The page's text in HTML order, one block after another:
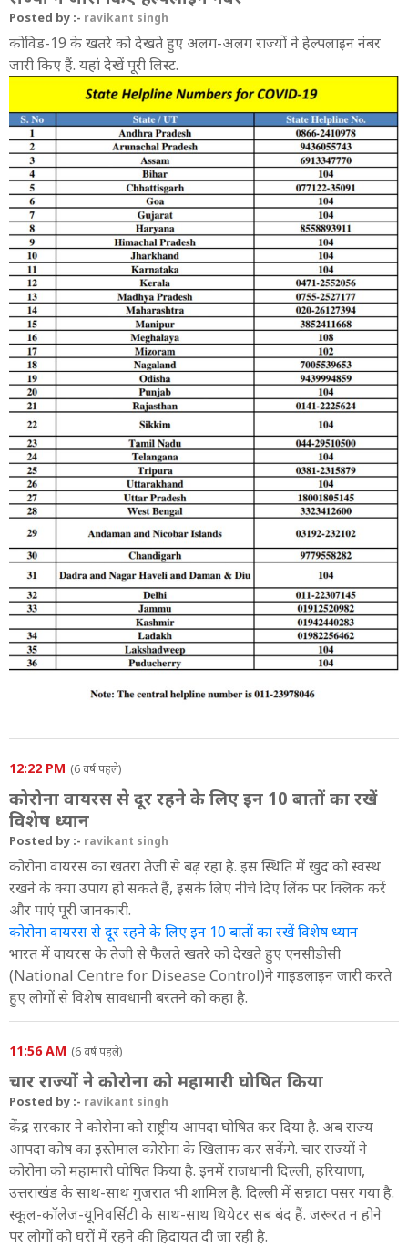
Posted by :- ravikant singh
कोविड-19 के खतरे को देखते हुए अलग-अलग राज्यों ने हेल्पलाइन नंबर
जारी किए हैं. यहां देखें पूरी लिस्ट.
12:22 PM (6 वर्ष पहले)
कोरोना वायरस से दूर रहने के लिए इन 10 बातों का रखें
विशेष ध्यान
Posted by :- ravikant singh
कोरोना वायरस का खतरा तेजी से बढ़ रहा है. इस स्थिति में खुद को स्वस्थ
रखने के क्या उपाय हो सकते हैं, इसके लिए नीचे दिए लिंक पर क्लिक करें
और पाएं पूरी जानकारी.
कोरोना वायरस से दूर रहने के लिए इन 10 बातों का रखें विशेष ध्यान
भारत में वायरस के तेजी से फैलते खतरे को देखते हुए एनसीडीसी
(National Centre for Disease Control)ने गाइडलाइन जारी करते
हुए लोगों से विशेष सावधानी बरतने को कहा है.
11:56 AM (6 वर्ष पहले)
चार राज्यों ने कोरोना को महामारी घोषित किया
Posted by :- ravikant singh
केंद्र सरकार ने कोरोना को राष्ट्रीय आपदा घोषित कर दिया है. अब राज्य
आपदा कोष का इस्तेमाल कोरोना के खिलाफ कर सकेंगे. चार राज्यों ने
कोरोना को महामारी घोषित किया है. इनमें राजधानी दिल्ली, हरियाणा,
उत्तराखंड के साथ-साथ गुजरात भी शामिल है. दिल्ली में सन्नाटा पसर गया है.
स्कूल-कॉलेज-यूनिवर्सिटी के साथ-साथ थियेटर सब बंद हैं. जरूरत न होने
पर लोगों को घरों में रहने की हिदायत दी जा रही है.